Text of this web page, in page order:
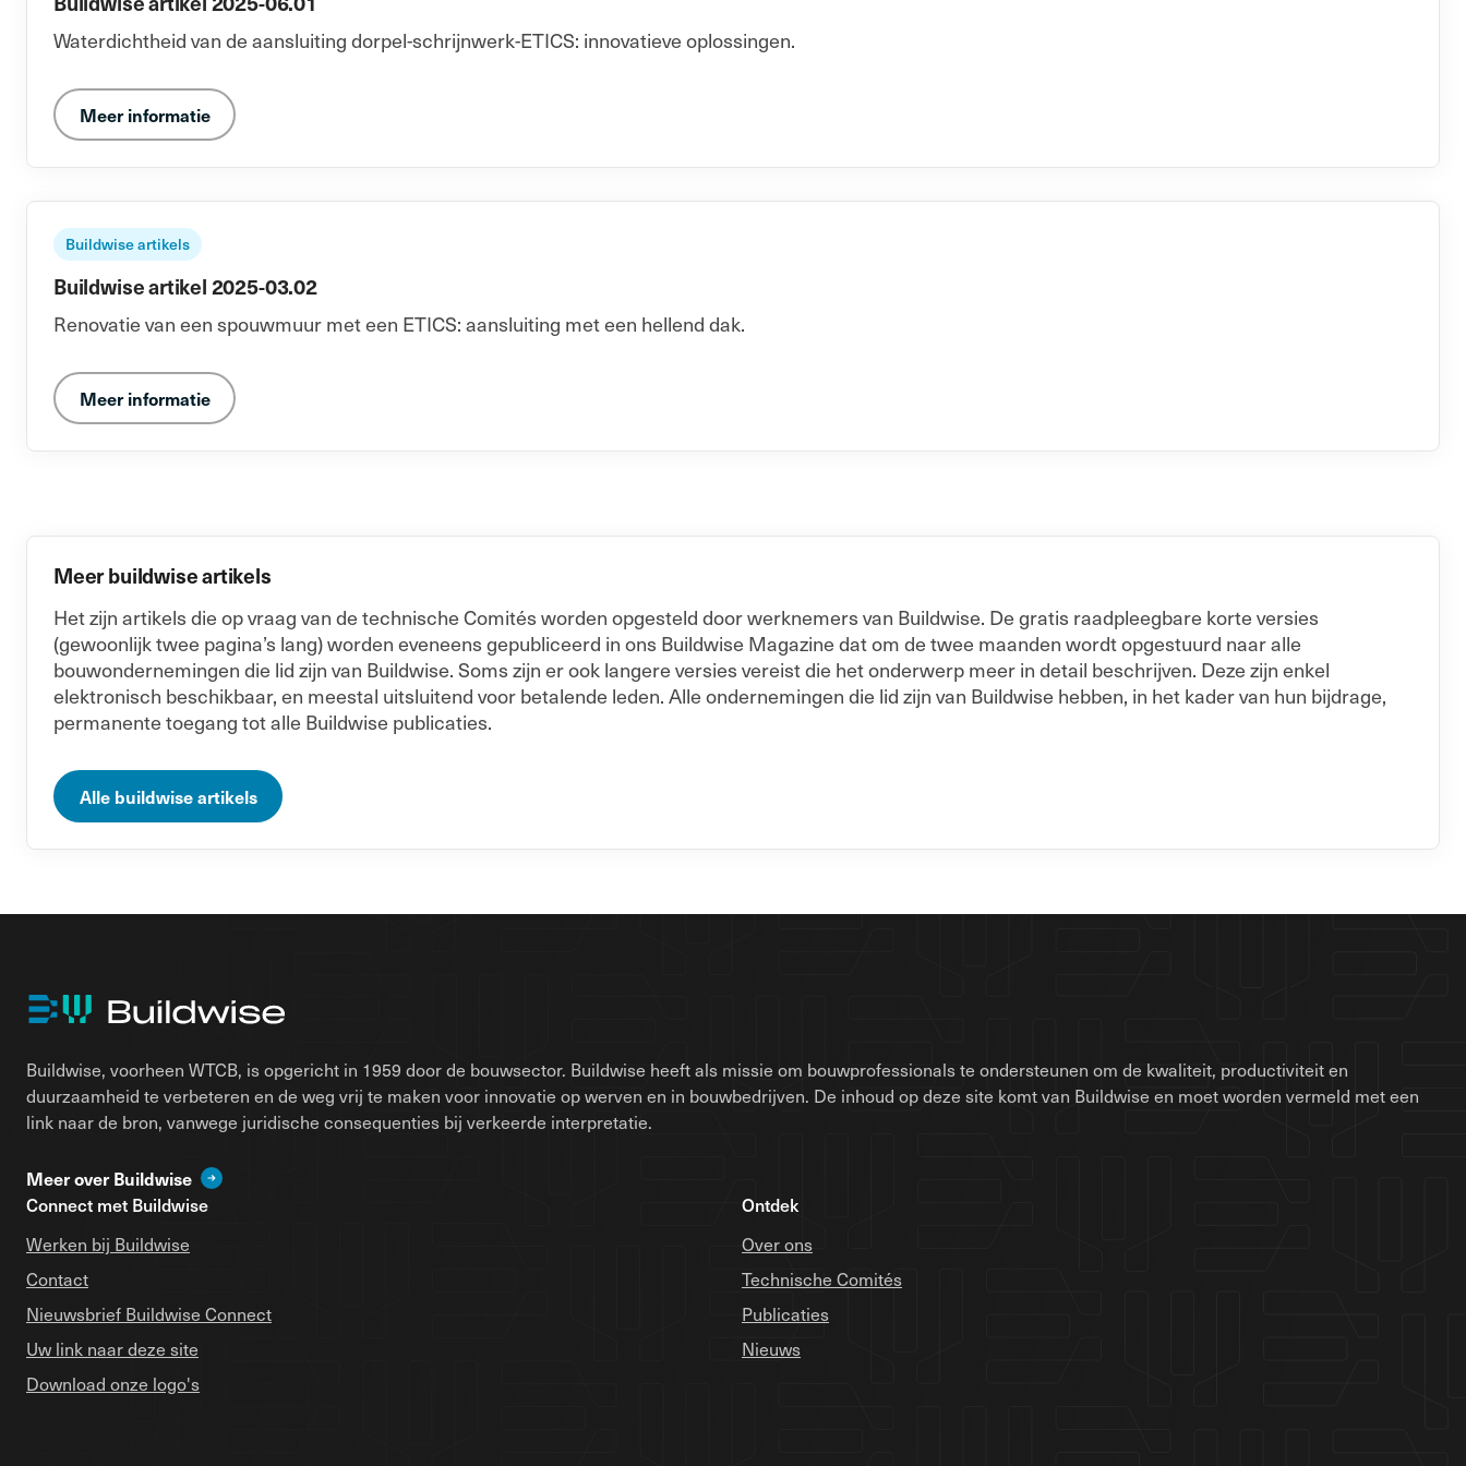
Waterdichtheid van de aansluiting dorpel-schrijnwerk-ETICS: innovatieve oplossingen.
Meer informatie
Buildwise artikels
Buildwise artikel 2025-03.02
Renovatie van een spouwmuur met een ETICS: aansluiting met een hellend dak.
Meer informatie
Meer buildwise artikels
Het zijn artikels die op vraag van de technische Comités worden opgesteld door werknemers van Buildwise. De gratis raadpleegbare korte versies
(gewoonlijk twee pagina’s lang) worden eveneens gepubliceerd in ons Buildwise Magazine dat om de twee maanden wordt opgestuurd naar alle
bouwondernemingen die lid zijn van Buildwise. Soms zijn er ook langere versies vereist die het onderwerp meer in detail beschrijven. Deze zijn enkel
elektronisch beschikbaar, en meestal uitsluitend voor betalende leden. Alle ondernemingen die lid zijn van Buildwise hebben, in het kader van hun bijdrage,
permanente toegang tot alle Buildwise publicaties.
Alle buildwise artikels
Buildwise, voorheen WTCB, is opgericht in 1959 door de bouwsector. Buildwise heeft als missie om bouwprofessionals te ondersteunen om de kwaliteit, productiviteit en
duurzaamheid te verbeteren en de weg vrij te maken voor innovatie op werven en in bouwbedrijven. De inhoud op deze site komt van Buildwise en moet worden vermeld met een
link naar de bron, vanwege juridische consequenties bij verkeerde interpretatie.
Meer over Buildwise
Connect met Buildwise
Werken bij Buildwise
Contact
Nieuwsbrief Buildwise Connect
Uw link naar deze site
Download onze logo's
Ontdek
Over ons
Technische Comités
Publicaties
Nieuws